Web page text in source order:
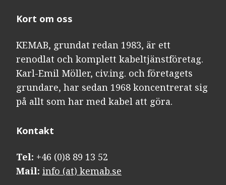
Kort om oss
KEMAB, grundat redan 1983, är ett
renodlat och komplett kabeltjänstföretag.
Karl-Emil Möller, civ.ing. och företagets
grundare, har sedan 1968 koncentrerat sig
på allt som har med kabel att göra.
Kontakt​​​​​​​
Tel: +46 (0)8 89 13 52
Mail: info (at) kemab.se